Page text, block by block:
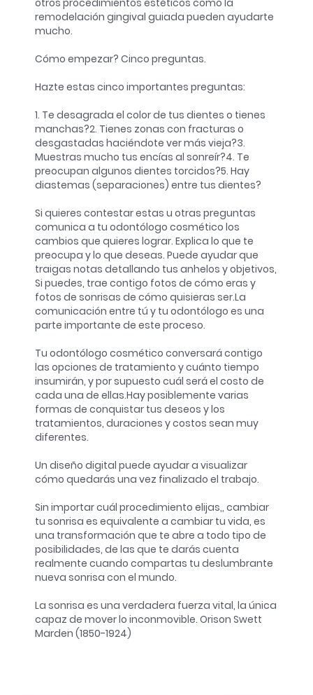
otros procedimientos estéticos como la
remodelación gingival guiada pueden ayudarte
mucho.
Cómo empezar? Cinco preguntas.
Hazte estas cinco importantes preguntas:
1. Te desagrada el color de tus dientes o tienes
manchas?2. Tienes zonas con fracturas o
desgastadas haciéndote ver más vieja?3.
Muestras mucho tus encías al sonreír?4. Te
preocupan algunos dientes torcidos?5. Hay
diastemas (separaciones) entre tus dientes?
Si quieres contestar estas u otras preguntas
comunica a tu odontólogo cosmético los
cambios que quieres lograr. Explica lo que te
preocupa y lo que deseas. Puede ayudar que
traigas notas detallando tus anhelos y objetivos,
Si puedes, trae contigo fotos de cómo eras y
fotos de sonrisas de cómo quisieras ser.La
comunicación entre tú y tu odontólogo es una
parte importante de este proceso.
Tu odontólogo cosmético conversará contigo
las opciones de tratamiento y cuánto tiempo
insumirán, y por supuesto cuál será el costo de
cada una de ellas.Hay posiblemente varias
formas de conquistar tus deseos y los
tratamientos, duraciones y costos sean muy
diferentes.
Un diseño digital puede ayudar a visualizar
cómo quedarás una vez finalizado el trabajo.
Sin importar cuál procedimiento elijas,, cambiar
tu sonrisa es equivalente a cambiar tu vida, es
una transformación que te abre a todo tipo de
posibilidades, de las que te darás cuenta
realmente cuando compartas tu deslumbrante
nueva sonrisa con el mundo.
La sonrisa es una verdadera fuerza vital, la única
capaz de mover lo inconmovible. Orison Swett
Marden (1850-1924)